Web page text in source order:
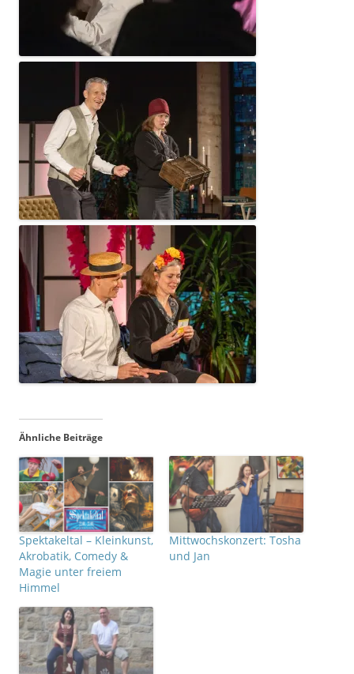
Ähnliche Beiträge
Spektakeltal – Kleinkunst,
Akrobatik, Comedy &
Magie unter freiem
Himmel
Mittwochskonzert: Tosha
und Jan